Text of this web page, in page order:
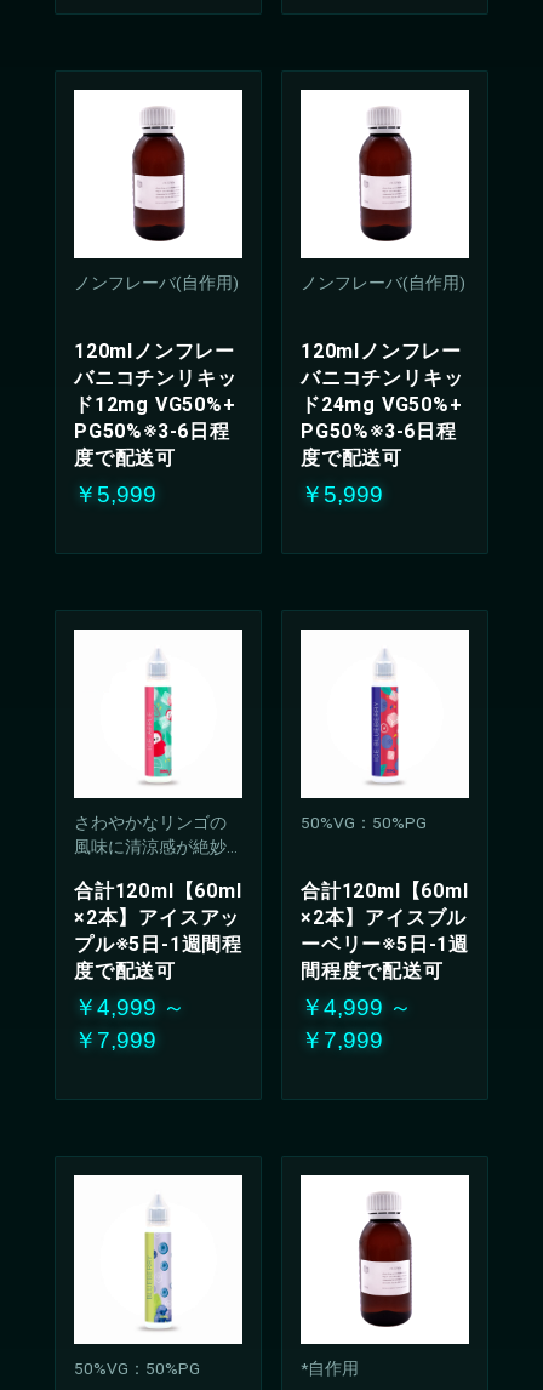
ノンフレーバ(自作用)
120mlノンフレー
バニコチンリキッ
ド12mg VG50%+
PG50%※3-6日程
度で配送可
￥5,999
ノンフレーバ(自作用)
120mlノンフレー
バニコチンリキッ
ド24mg VG50%+
PG50%※3-6日程
度で配送可
￥5,999
さわやかなリンゴの
風味に清涼感が絶妙
ド。
クールで爽やかな甘
酸っぱさは、どんな
シーンでも楽しんで
わい
合計120ml【60ml
×2本】アイスアッ
プル※5日-1週間程
度で配送可
￥4,999 ～
￥7,999
50%VG：50%PG
合計120ml【60ml
×2本】アイスブル
ーベリー※5日-1週
間程度で配送可
￥4,999 ～
￥7,999
50%VG：50%PG *自作用